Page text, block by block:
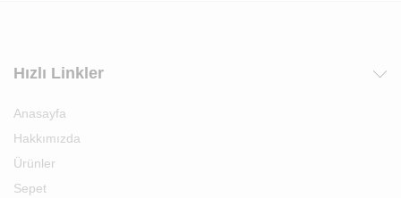
Hızlı Linkler
Anasayfa
Hakkımızda
Ürünler
Sepet